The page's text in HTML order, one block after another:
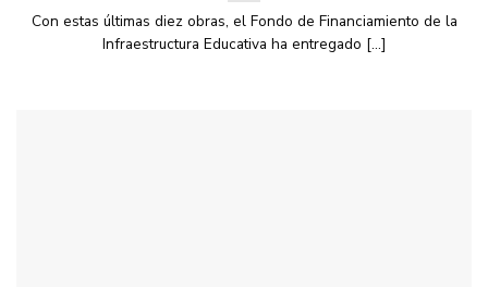
Con estas últimas diez obras, el Fondo de Financiamiento de la
Infraestructura Educativa ha entregado [...]